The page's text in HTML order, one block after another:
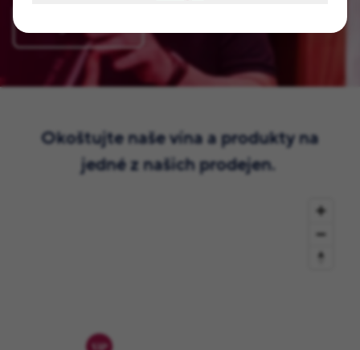
Okoštujte naše vína a produkty na
jedné z našich prodejen.